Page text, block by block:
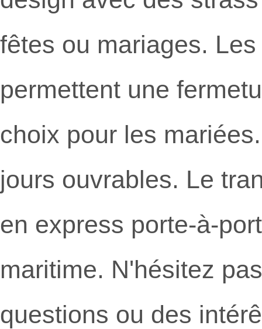
fêtes ou mariages.
permettent une
choix pour les
jours ouvrables. Le
en express porte-à-
maritime. N'hésitez
questions ou des